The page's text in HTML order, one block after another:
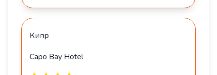
Кипр
Capo Bay Hotel